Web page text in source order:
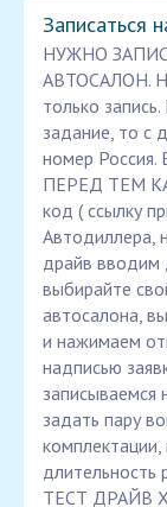
Записаться
НУЖНО
АВТОСАЛОН.
только
задание, то с
номер
ПЕРЕД ТЕМ
код ( ссылку
Автодиллера,
драйв вводим
выбирайте
автосалона,
и нажимаем
надписью
задать пару
ТЕСТ ДРАЙВ